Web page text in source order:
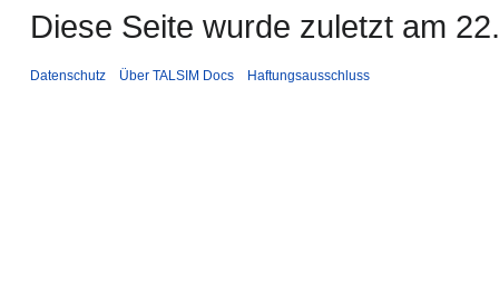
Diese Seite wurde zuletzt am
Datenschutz Über TALSIM Docs Haftungsausschluss